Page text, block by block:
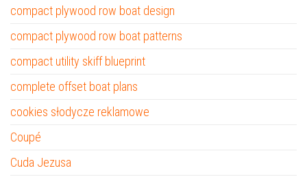
compact plywood row boat design
compact plywood row boat patterns
compact utility skiff blueprint
complete offset boat plans
cookies słodycze reklamowe
Coupé
Cuda Jezusa